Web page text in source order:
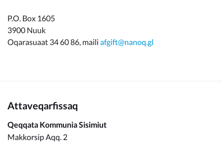
P.O. Box 1605
3900 Nuuk
Oqarasuaat 34 60 86, maili afgift@nanoq.gl
Attaveqarfissaq
Qeqqata Kommunia Sisimiut
Makkorsip Aqq. 2